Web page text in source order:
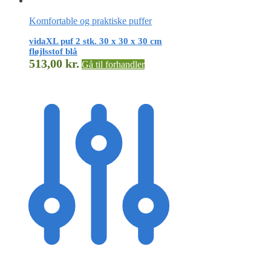
Komfortable og praktiske puffer
vidaXL puf 2 stk. 30 x 30 x 30 cm
fløjlsstof blå
513,00 kr. Gå til forhandler